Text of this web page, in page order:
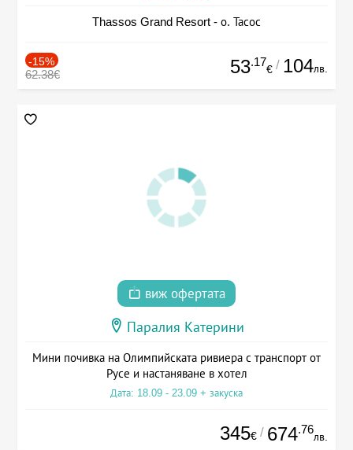
Thassos Grand Resort - о. Тасос
-15%
62.38€ 53.17
€ / 104лв.
виж офертата
Паралия Катерини
Мини почивка на Олимпийската ривиера с транспорт от
Русе и настаняване в хотел
Дата: 18.09 - 23.09 + закуска
345€ / 674.76
лв.